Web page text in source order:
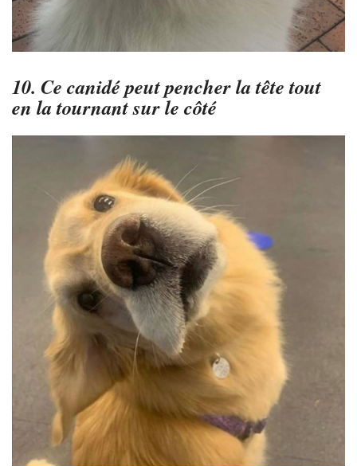
10. Ce canidé peut pencher la tête tout
en la tournant sur le côté